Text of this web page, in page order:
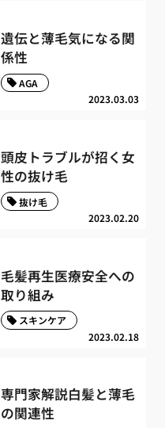
遺伝と薄毛気になる関
係性
2023.03.03
AGA
頭皮トラブルが招く女
性の抜け毛
2023.02.20
抜け毛
毛髪再生医療安全への
取り組み
2023.02.18
スキンケア
専門家解説白髪と薄毛
の関連性